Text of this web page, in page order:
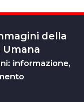
della
informazione,